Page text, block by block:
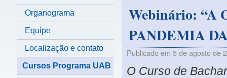
Webinário: “A
PANDEMIA
Publicado em 5 de agosto de
O Curso de
Organograma
Equipe
Localização e contato
Cursos Programa UAB